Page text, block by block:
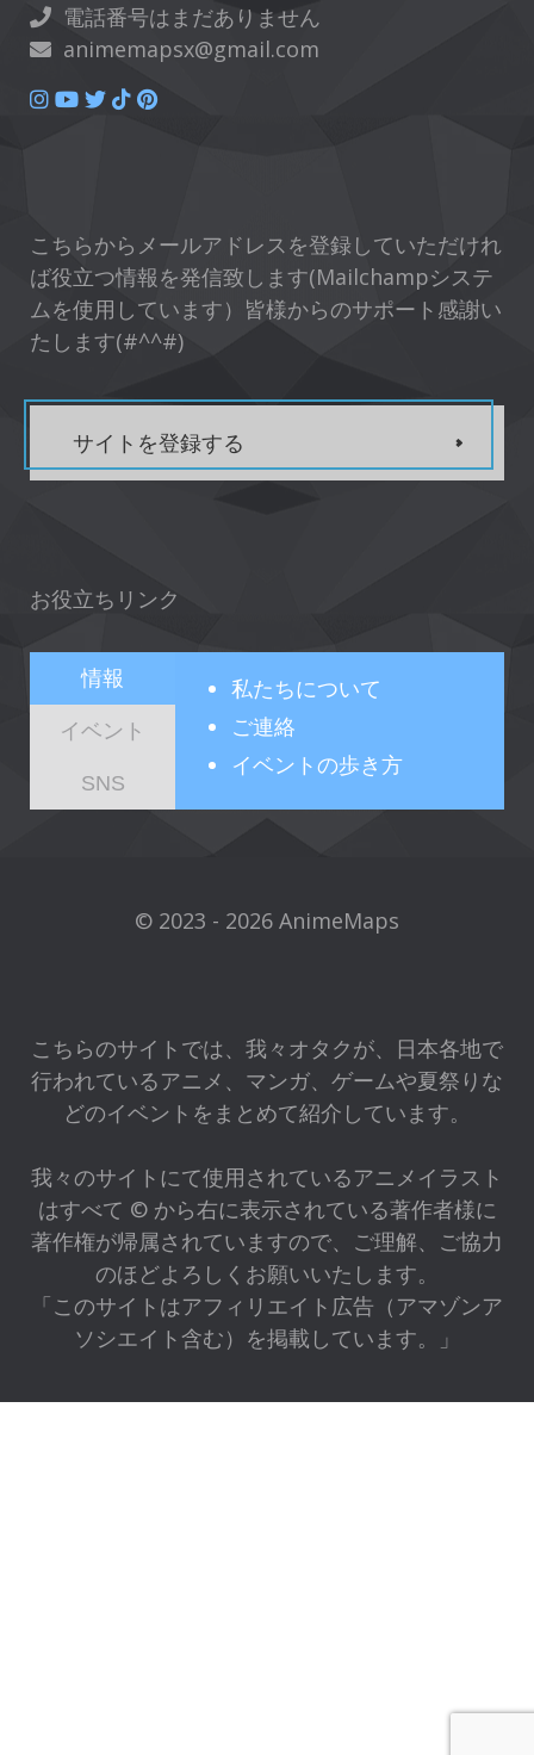
電話番号はまだありません
animemapsx@gmail.com
こちらからメールアドレスを登録していただけれ
ば役立つ情報を発信致します(Mailchampシステ
ムを使用しています）皆様からのサポート感謝い
たします(#^^#)
サイトを登録する
お役立ちリンク
情報
イベント
SNS
私たちについて
ご連絡
イベントの歩き方
© 2023 - 2026 AnimeMaps
こちらのサイトでは、我々オタクが、日本各地で
行われているアニメ、マンガ、ゲームや夏祭りな
どのイベントをまとめて紹介しています。
我々のサイトにて使用されているアニメイラスト
はすべて © から右に表示されている著作者様に
著作権が帰属されていますので、ご理解、ご協力
のほどよろしくお願いいたします。
「このサイトはアフィリエイト広告（アマゾンア
ソシエイト含む）を掲載しています。」